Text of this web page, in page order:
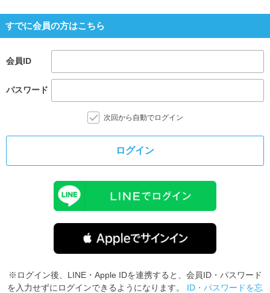
すでに会員の方はこちら
会員ID
パスワード
次回から自動でログイン
ログイン
※ログイン後、LINE・Apple IDを連携すると、会員ID・パスワード
を入力せずにログインできるようになります。 ID・パスワードを忘